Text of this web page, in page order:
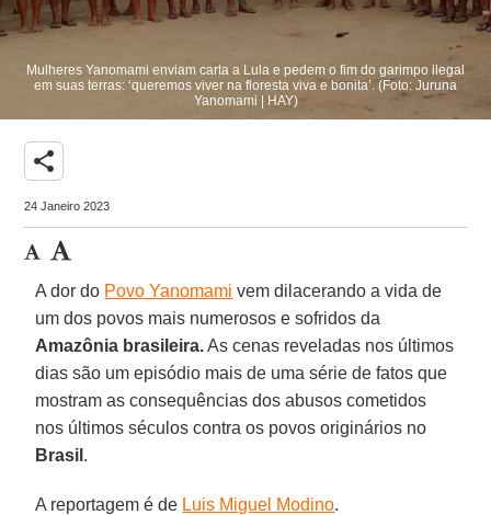
Mulheres Yanomami enviam carta a Lula e pedem o fim do garimpo ilegal
em suas terras: ‘queremos viver na floresta viva e bonita’. (Foto: Juruna
Yanomami | HAY)
share
24 Janeiro 2023
A dor do Povo Yanomami vem dilacerando a vida de
um dos povos mais numerosos e sofridos da
Amazônia brasileira.As cenas reveladas nos últimos
dias são um episódio mais de uma série de fatos que
mostram as consequências dos abusos cometidos
nos últimos séculos contra os povos originários no
Brasil .
A reportagem é de Luis Miguel Modino.